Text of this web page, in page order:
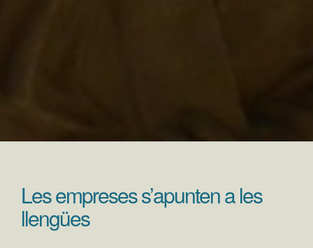
Les empreses s’apunten a les
llengües